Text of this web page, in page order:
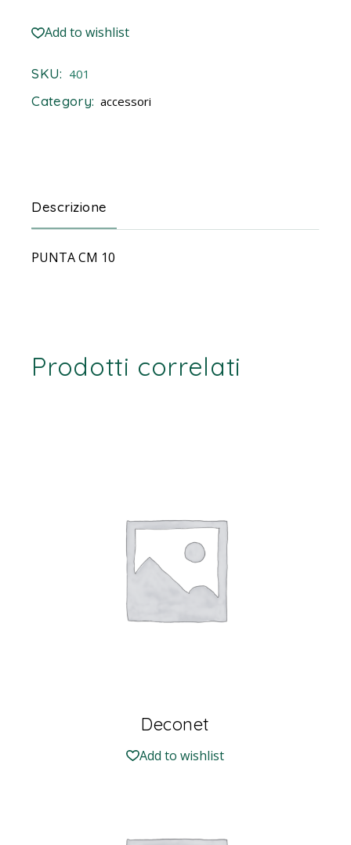
Add to wishlist
SKU: 401
Category: accessori
Descrizione
PUNTA CM 10
Prodotti correlati
Deconet
Add to wishlist